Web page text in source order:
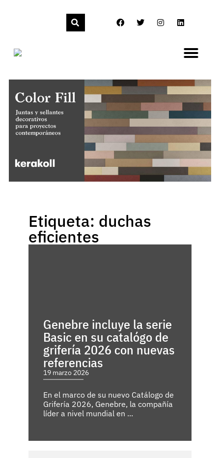
Etiqueta: duchas
eficientes
Genebre incluye la serie
Basic en su catalógo de
grifería 2026 con nuevas
referencias
19 marzo 2026
En el marco de su nuevo Catálogo de
Grifería 2026, Genebre, la compañía
líder a nivel mundial en ...